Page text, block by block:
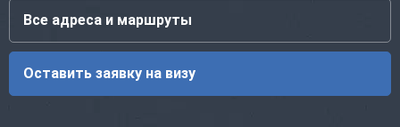
Все адреса и маршруты
Оставить заявку на визу